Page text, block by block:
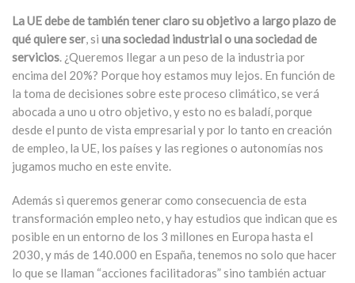
La UE debe de también tener claro su objetivo a largo plazo de
qué quiere ser, si una sociedad industrial o una sociedad de
servicios. ¿Queremos llegar a un peso de la industria por
encima del 20%? Porque hoy estamos muy lejos. En función de
la toma de decisiones sobre este proceso climático, se verá
abocada a uno u otro objetivo, y esto no es baladí, porque
desde el punto de vista empresarial y por lo tanto en creación
de empleo, la UE, los países y las regiones o autonomías nos
jugamos mucho en este envite.
Además si queremos generar como consecuencia de esta
transformación empleo neto, y hay estudios que indican que es
posible en un entorno de los 3 millones en Europa hasta el
2030, y más de 140.000 en España, tenemos no solo que hacer
lo que se llaman “acciones facilitadoras” sino también actuar